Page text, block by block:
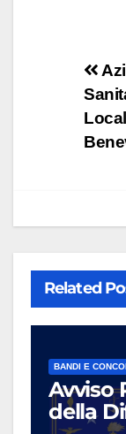
Related
BANDI E
Avviso
della